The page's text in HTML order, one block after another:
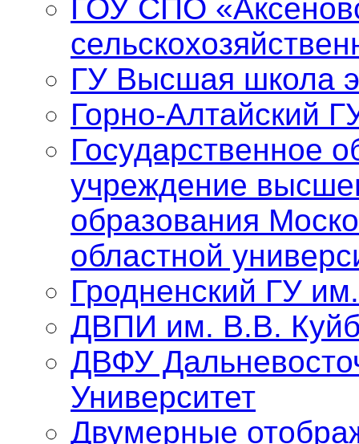
ГОУ СПО
ГУ Высшая школа
Горно-Алтайский
Государственное
учреждение
образования
областной
Гродненский ГУ
ДВПИ им. В.В.
ДВФУ
Университет
Двумерные